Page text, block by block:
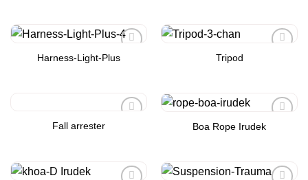
Add to
Harness-Light-Plus Tripod
Fall arrester
Add to
Boa Rope Irudek